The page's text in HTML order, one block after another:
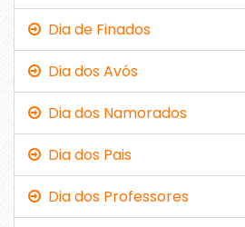
Dia de Finados
Dia dos Avós
Dia dos Namorados
Dia dos Pais
Dia dos Professores